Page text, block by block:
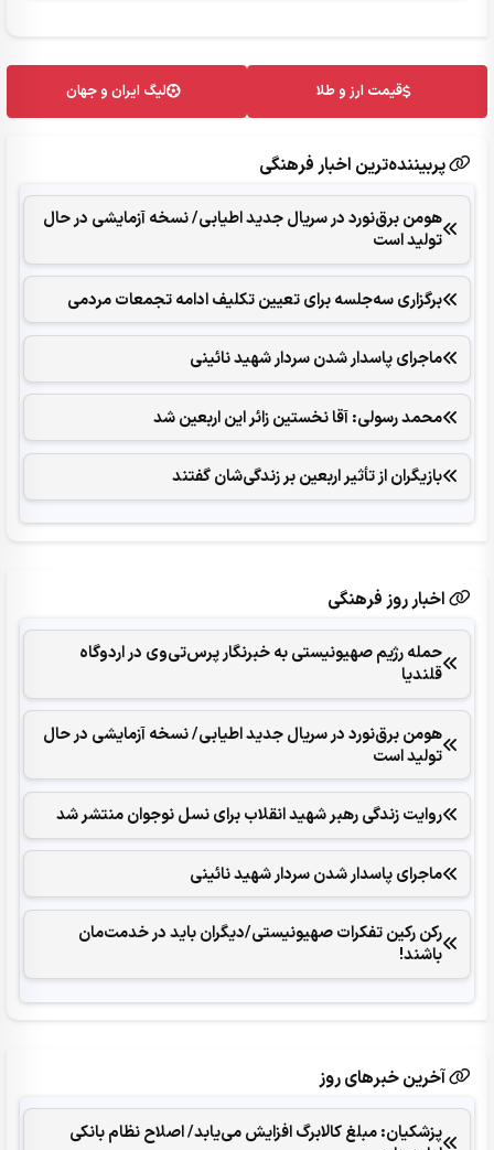
قیمت ارز و طلا لیگ ایران و جهان
پربیننده‌ترین اخبار فرهنگی
هومن برق‌نورد در سریال جدید اطیابی/ نسخه آزمایشی در حال
تولید است
برگزاری سه‌جلسه برای تعیین تکلیف ادامه تجمعات مردمی
ماجرای پاسدار شدن سردار شهید نائینی
محمد رسولی: آقا نخستین زائر این اربعین شد
بازیگران از تأثیر اربعین بر زندگی‌شان گفتند
اخبار روز فرهنگی
حمله رژیم صهیونیستی به خبرنگار پرس‌تی‌وی در اردوگاه
قلندیا
هومن برق‌نورد در سریال جدید اطیابی/ نسخه آزمایشی در حال
تولید است
روایت زندگی رهبر شهید انقلاب برای نسل نوجوان منتشر شد
ماجرای پاسدار شدن سردار شهید نائینی
رکن رکین تفکرات صهیونیستی/دیگران باید در خدمت‌مان
باشند!
آخرین خبرهای روز
پزشکیان: مبلغ کالابرگ افزایش می‌یابد/ اصلاح نظام بانکی